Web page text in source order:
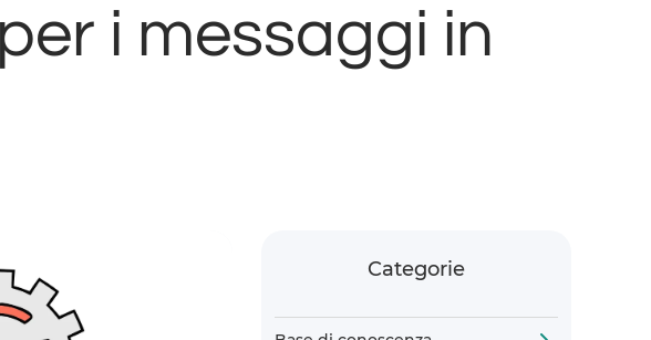
i messaggi in
Categorie